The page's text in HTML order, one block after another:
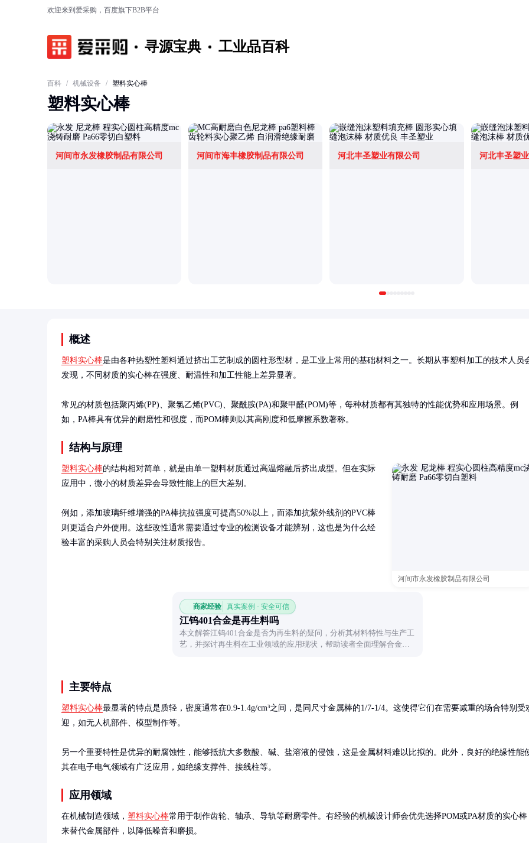
欢迎来到爱采购，百度旗下B2B平台
寻源宝典 工业品百科
百科 / 机械设备 / 塑料实心棒
塑料实心棒
河间市永发橡胶制品有限公司 河间市海丰橡胶制品有限公司 河北丰圣塑业有限公司 河北丰圣塑
概述
塑料实心棒是由各种热塑性塑料通过挤出工艺制成的圆柱形型材，是工业上常用的基础材料之一。长期从事塑料加工的技术人员
发现，不同材质的实心棒在强度、耐温性和加工性能上差异显著。
常见的材质包括聚丙烯(PP)、聚氯乙烯(PVC)、聚酰胺(PA)和聚甲醛(POM)等，每种材质都有其独特的性能优势和应用场景。例
如，PA棒具有优异的耐磨性和强度，而POM棒则以其高刚度和低摩擦系数著称。
结构与原理
河间市永发橡胶制品有限公司
塑料实心棒的结构相对简单，就是由单一塑料材质通过高温熔融后挤出成型。但在实际
应用中，微小的材质差异会导致性能上的巨大差别。
例如，添加玻璃纤维增强的PA棒抗拉强度可提高50%以上，而添加抗紫外线剂的PVC棒
则更适合户外使用。这些改性通常需要通过专业的检测设备才能辨别，这也是为什么经
验丰富的采购人员会特别关注材质报告。
商家经验 真实案例 · 安全可信
江钨401合金是再生料吗
本文解答江钨401合金是否为再生料的疑问，分析其材料特性与生产工
艺，并探讨再生料在工业领域的应用现状，帮助读者全面理解合金材
主要特点
塑料实心棒最显著的特点是质轻，密度通常在0.9-1.4g/cm³之间，是同尺寸金属棒的1/7-1/4。这使得它们在需要减重的场合特别受
迎，如无人机部件、模型制作等。
另一个重要特性是优异的耐腐蚀性，能够抵抗大多数酸、碱、盐溶液的侵蚀，这是金属材料难以比拟的。此外，良好的绝缘性能
其在电子电气领域有广泛应用，如绝缘支撑件、接线柱等。
应用领域
在机械制造领域， 塑料实心棒常用于制作齿轮、轴承、导轨等耐磨零件。有经验的机械设计师会优先选择POM或PA材质的实心棒
来替代金属部件，以降低噪音和磨损。